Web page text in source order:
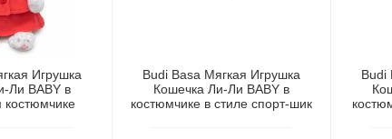
Игрушка
Ли BABY в
костюмчике
Budi Basa Мягкая Игрушка
Кошечка Ли-Ли BABY в
костюмчике в стиле спорт-шик
Budi